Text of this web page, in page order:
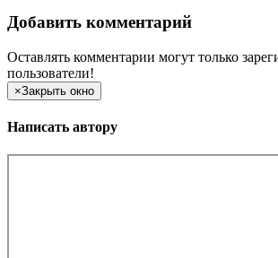
Добавить комментарий
Оставлять комментарии могут только
пользователи!
×Закрыть окно
Написать автору